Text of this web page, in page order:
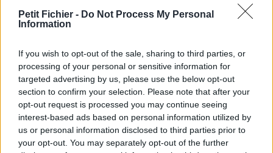
Petit Fichier - Do Not Process My Personal
Information
If you wish to opt-out of the sale, sharing to third parties, or
processing of your personal or sensitive information for
targeted advertising by us, please use the below opt-out
section to confirm your selection. Please note that after your
opt-out request is processed you may continue seeing
interest-based ads based on personal information utilized by
us or personal information disclosed to third parties prior to
your opt-out. You may separately opt-out of the further
Archive: / 2017 / 04 / 08 / 1-7-10-forge-10-13-4-1448 / 1-7-
Taille de l'archive: 126290742 octets, nombre de fichiers
drwxa--     2.0 fat        0 b- stor 15-Jun-20 22:37
-rw-a--     2.0 fat  5256245 b- defN 14-Aug-03 00:03
-rw-a--     2.0 fat     4428 t- defN 15-Jun-20 22:37
drwx---     2.0 fat        0 b- stor 15-Jun-20 22:37
-rw-a--     2.0 fat     3825 t- defN 15-Jun-20 22:37
drwx---     2.0 fat        0 b- stor 15-Jun-20 22:36
drwx---     2.0 fat        0 b- stor 15-Jun-20 22:36
drwx---     2.0 fat        0 b- stor 15-Jun-20 22:36